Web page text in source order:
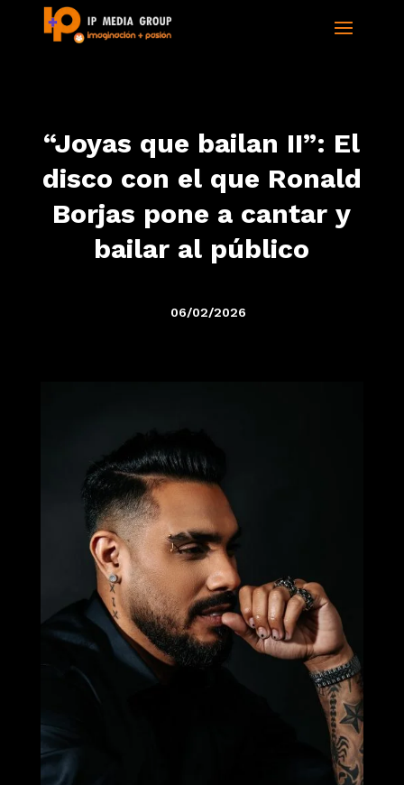
“Joyas que bailan II”: El
disco con el que Ronald
Borjas pone a cantar y
bailar al público
06/02/2026